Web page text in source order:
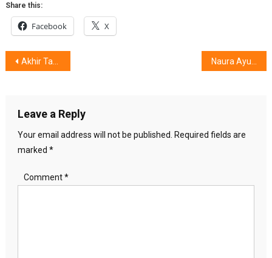
Share this:
Facebook X
Post
Akhir Tahun, Ruang Tamu Lebih Rapi dan Nyaman,5 Inspirasi Penataan
Leave a Reply
Your email address will not be published.
Required fields are
marked *
Comment*